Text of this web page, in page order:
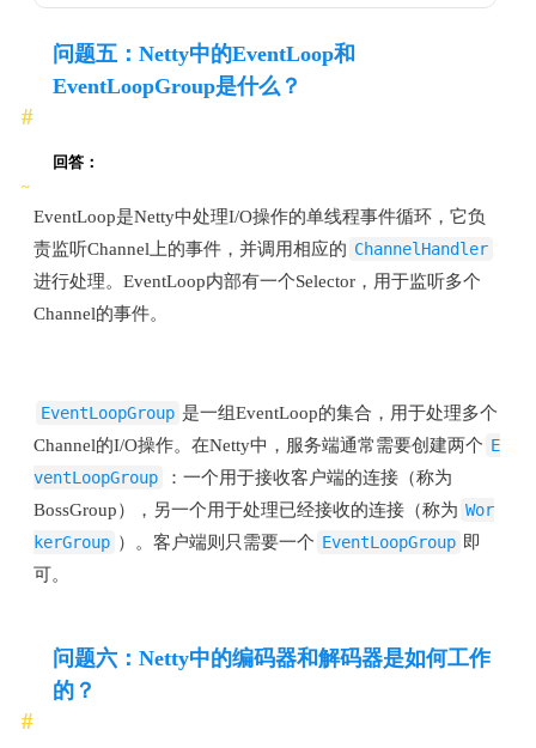
问题五：Netty中的EventLoop和
EventLoopGroup是什么？
回答：
EventLoop是Netty中处理I/O操作的单线程事件循环，它负
责监听Channel上的事件，并调用相应的 ChannelHandler
进行处理。EventLoop内部有一个Selector，用于监听多个
Channel的事件。
EventLoopGroup 是一组EventLoop的集合，用于处理多个
Channel的I/O操作。在Netty中，服务端通常需要创建两个 E
ventLoopGroup
：一个用于接收客户端的连接（称为
BossGroup），另一个用于处理已经接收的连接（称为 Wor
kerGroup ）。客户端则只需要一个 EventLoopGroup 即
可。
问题六：Netty中的编码器和解码器是如何工作
的？